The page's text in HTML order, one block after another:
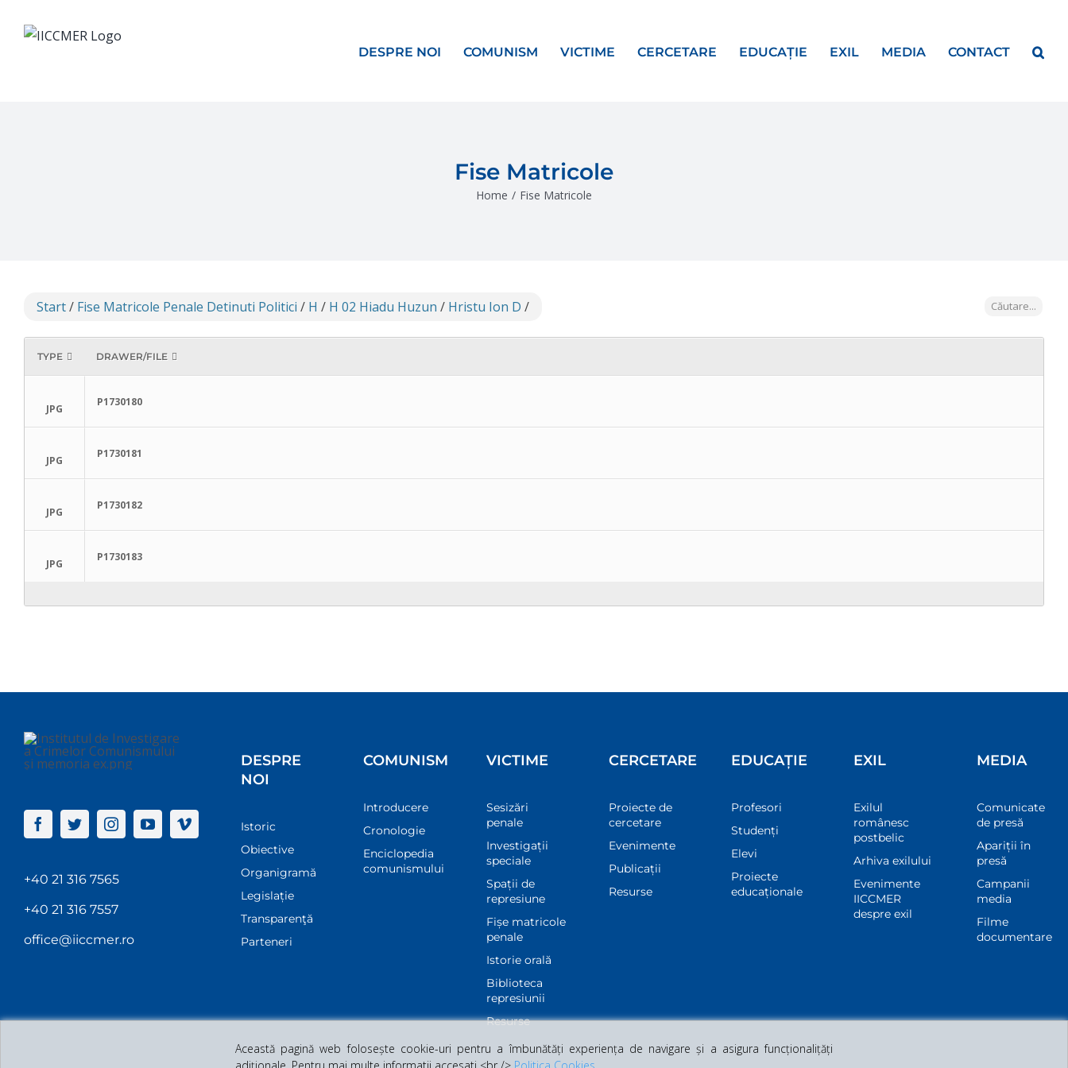
DESPRE NOI COMUNISM VICTIME CERCETARE EDUCAȚIE EXIL MEDIA CONTACT
Fise Matricole
Home / Fise Matricole
Start/ Fise Matricole Penale Detinuti Politici / H / H 02 Hiadu Huzun / Hristu Ion D / Căutare...
TYPE DRAWER/FILE
JPG
P1730180
JPG
P1730181
JPG
P1730182
JPG
P1730183
+40 21 316 7565
+40 21 316 7557
office@iiccmer.ro
DESPRE
NOI
Istoric
Obiective
Organigramă
Legislație
Transparenţă
Parteneri
COMUNISM
Introducere
Cronologie
Enciclopedia
comunismului
VICTIME
Sesizări
penale
Investigații
speciale
Spații de
represiune
Fișe matricole
penale
Istorie orală
Biblioteca
represiunii
Resurse
CERCETARE
Proiecte de
cercetare
Evenimente
Publicații
Resurse
EDUCAȚIE
Profesori
Studenți
Elevi
Proiecte
educaționale
EXIL
Exilul
românesc
postbelic
Arhiva exilului
Evenimente
IICCMER
despre exil
MEDIA
Comunicate
de presă
Apariții în
presă
Campanii
media
Filme
documentare
Această pagină web folosește cookie-uri pentru a îmbunătăți experiența de navigare și a asigura funcționalițăți